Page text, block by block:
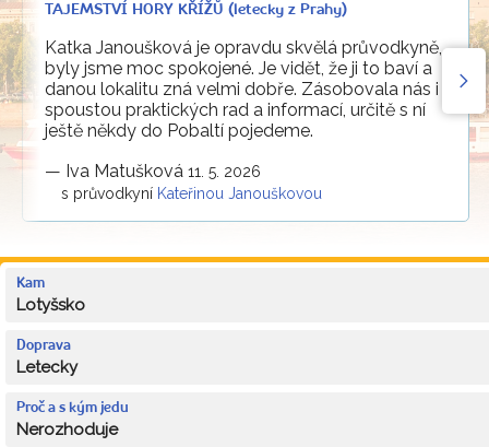
TAJEMSTVÍ HORY KŘÍŽŮ (letecky z Prahy)
Katka Janoušková je opravdu skvělá průvodkyně,
byly jsme moc spokojené. Je vidět, že ji to baví a
danou lokalitu zná velmi dobře. Zásobovala nás i
spoustou praktických rad a informací, určitě s ní
ještě někdy do Pobaltí pojedeme.
— Iva Matušková 11. 5. 2026
s průvodkyní Kateřinou Janouškovou
Kam
Lotyšsko
Doprava
Letecky
Proč a s kým jedu
Nerozhoduje